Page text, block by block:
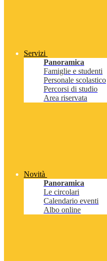
Servizi
Panoramica
Famiglie e studenti
Personale scolastico
Percorsi di studio
Area riservata
Novità
Panoramica
Le circolari
Calendario eventi
Albo online